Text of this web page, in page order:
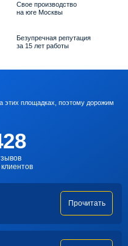
Свое производство
на юге Москвы
Безупречная репутация
за 15 лет работы
этих площадках, поэтому дорожим
Прочитать